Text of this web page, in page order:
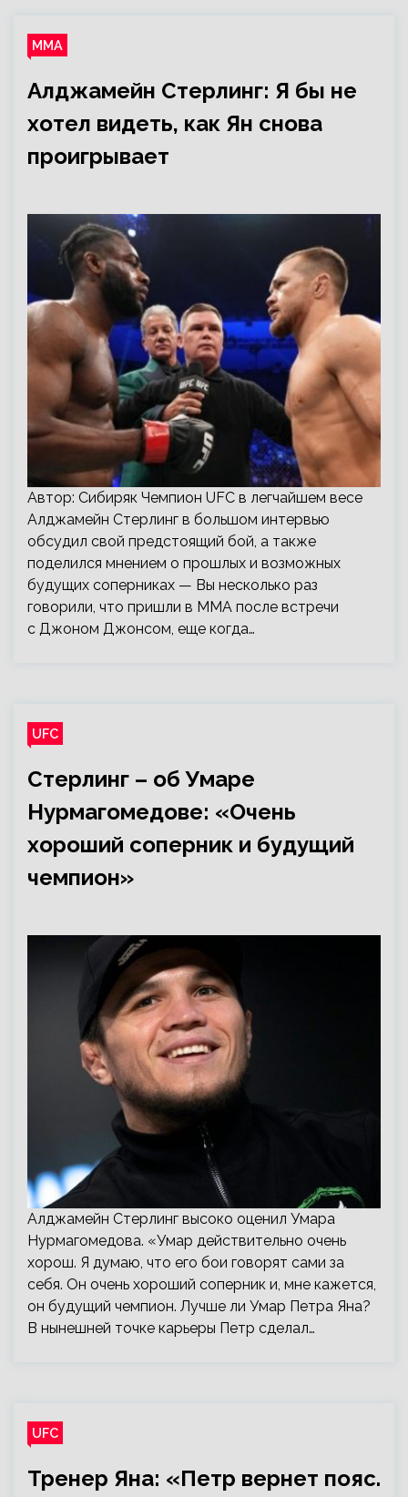
ММА
Алджамейн Стерлинг: Я бы не
хотел видеть, как Ян снова
проигрывает
Автор: Сибиряк Чемпион UFC в легчайшем весе
Алджамейн Стерлинг в большом интервью
обсудил свой предстоящий бой, а также
поделился мнением о прошлых и возможных
будущих соперниках — Вы несколько раз
говорили, что пришли в ММА после встречи
с Джоном Джонсом, еще когда…
UFC
Стерлинг – об Умаре
Нурмагомедове: «Очень
хороший соперник и будущий
чемпион»
Алджамейн Стерлинг высоко оценил Умара
Нурмагомедова. «Умар действительно очень
хорош. Я думаю, что его бои говорят сами за
себя. Он очень хороший соперник и, мне кажется,
он будущий чемпион. Лучше ли Умар Петра Яна?
В нынешней точке карьеры Петр сделал…
UFC
Тренер Яна: «Петр вернет пояс.